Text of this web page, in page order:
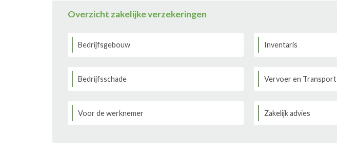
Overzicht zakelijke verzekeringen
Bedrijfsgebouw Inventaris
Bedrijfsschade Vervoer en Transport
Voor de werknemer Zakelijk advies